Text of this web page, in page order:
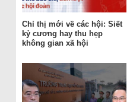
Chỉ thị mới về các hội: Siết
kỷ cương hay thu hẹp
không gian xã hội